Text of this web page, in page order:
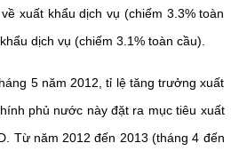
xuất khẩu dịch vụ (chiếm 3.3% toàn
dịch vụ (chiếm 3.1% toàn cầu).
5 năm 2012, tỉ lệ tăng trưởng xuất
phủ nước này đặt ra mục tiêu xuất
Từ năm 2012 đến 2013 (tháng 4 đến